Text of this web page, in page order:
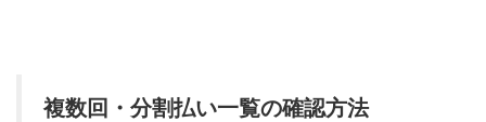
複数回・分割払い一覧の確認方法